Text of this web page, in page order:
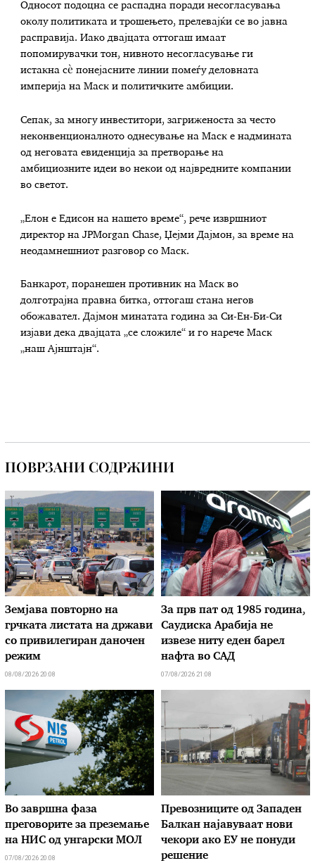
Односот подоцна се распадна поради несогласувања
околу политиката и трошењето, прелевајќи се во јавна
расправија. Иако двајцата оттогаш имаат
попомирувачки тон, нивното несогласување ги
истакна сè понејасните линии помеѓу деловната
империја на Маск и политичките амбиции.
Сепак, за многу инвеститори, загриженоста за често
неконвенционалното однесување на Маск е надмината
од неговата евиденција за претворање на
амбициозните идеи во некои од највредните компании
во светот.
„Елон е Едисон на нашето време“, рече извршниот
директор на JPMorgan Chase, Џејми Дајмон, за време на
неодамнешниот разговор со Маск.
Банкарот, поранешен противник на Маск во
долготрајна правна битка, оттогаш стана негов
обожавател. Дајмон минатата година за Си-Ен-Би-Си
изјави дека двајцата „се сложиле“ и го нарече Маск
„наш Ајнштајн“.
ПОВРЗАНИ СОДРЖИНИ
Земјава повторно на
грчката листата на држави
со привилегиран даночен
режим
08/08/2026 20:08
За прв пат од 1985 година,
Саудиска Арабија не
извезе ниту еден барел
нафта во САД
07/08/2026 21:08
Во завршна фаза
преговорите за преземање
на НИС од унгарски МОЛ
07/08/2026 20:08
Превозниците од Западен
Балкан најавуваат нови
чекори ако ЕУ не понуди
решение